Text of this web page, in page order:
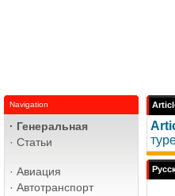
Navigation
· Генеральная
· Статьи
· Авиация
· Автотранспорт